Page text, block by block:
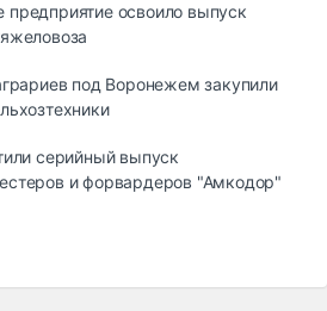
освоило выпуск
под Воронежем закупили
серийный выпуск
и форвардеров "Амкодор"